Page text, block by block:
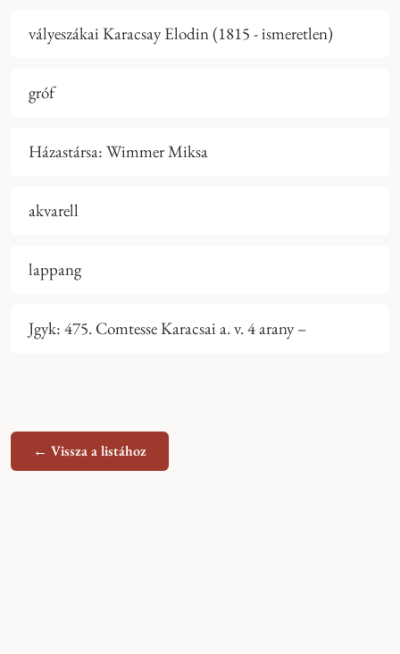
vályeszákai Karacsay Elodin (1815 - ismeretlen)
gróf
Házastársa: Wimmer Miksa
akvarell
lappang
Jgyk: 475. Comtesse Karacsai a. v. 4 arany –
← Vissza a listához